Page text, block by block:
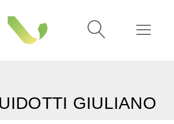
GIULIANO